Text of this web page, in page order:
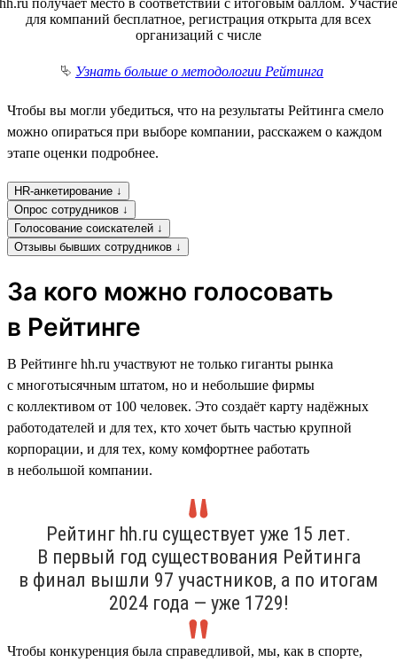
⮱ Узнать больше о методологии Рейтинга
Чтобы вы могли убедиться, что на результаты Рейтинга смело
можно опираться при выборе компании, расскажем о каждом
этапе оценки подробнее.
HR-анкетирование ↓
Опрос сотрудников ↓
Голосование соискателей ↓
Отзывы бывших сотрудников ↓
За кого можно голосовать
в Рейтинге
В Рейтинге hh.ru участвуют не только гиганты рынка
с многотысячным штатом, но и небольшие фирмы
с коллективом от 100 человек. Это создаёт карту надёжных
работодателей и для тех, кто хочет быть частью крупной
корпорации, и для тех, кому комфортнее работать
в небольшой компании.
Рейтинг hh.ru существует уже 15 лет.
В первый год существования Рейтинга
в финал вышли 97 участников, а по итогам
2024 года — уже 1729!
Чтобы конкуренция была справедливой, мы, как в спорте,